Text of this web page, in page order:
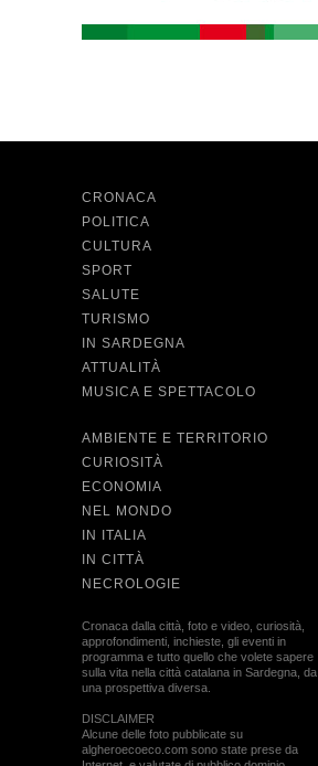
CRONACA
POLITICA
CULTURA
SPORT
SALUTE
TURISMO
IN SARDEGNA
ATTUALITÀ
MUSICA E SPETTACOLO
AMBIENTE E TERRITORIO
CURIOSITÀ
ECONOMIA
NEL MONDO
IN ITALIA
IN CITTÀ
NECROLOGIE
Cronaca dalla città, foto e video, curiosità,
approfondimenti, inchieste, gli eventi in
programma e tutto quello che volete sapere
sulla vita nella città catalana in Sardegna, da
una prospettiva diversa.
DISCLAIMER
Alcune delle foto pubblicate su
algheroecoeco.com sono state prese da